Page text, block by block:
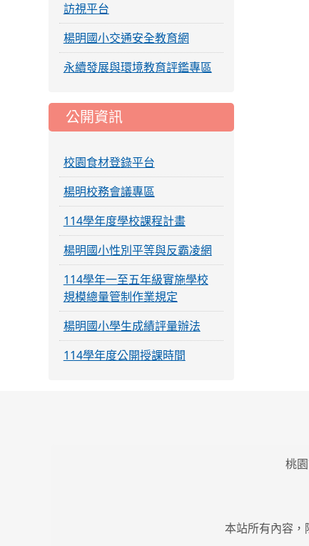
訪視平台
楊明國小交通安全教育網
永續發展與環境教育評鑑專區
公開資訊
校園食材登錄平台
楊明校務會議專區
114學年度學校課程計畫
楊明國小性別平等與反霸凌網
114學年一至五年級實施學校
規模總量管制作業規定
楊明國小學生成績評量辦法
114學年度公開授課時間
桃
本站所有內容，